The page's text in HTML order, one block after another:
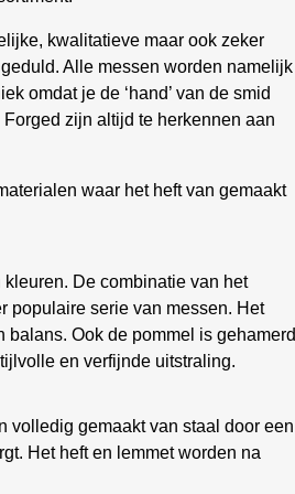
kwalitatieve maar ook zeker
Alle messen worden namelijk
omdat je de ‘hand’ van de smid
zijn altijd te herkennen aan
waar het heft van gemaakt
De combinatie van het
populaire serie van messen. Het
Ook de pommel is gehamerd
en verfijnde uitstraling.
volledig gemaakt van staal door een
Het heft en lemmet worden na